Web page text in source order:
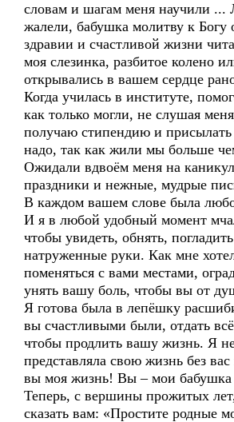
словам и шагам меня научили ...
жалели, бабушка молитву к Богу
здравии и счастливой жизни
моя слезинка, разбитое колено
открывались в вашем сердце
Когда училась в институте,
как только могли, не слушая
получаю стипендию и присылать
надо, так как жили мы больше
Ожидали вдвоём меня на
праздники и нежные, мудрые
В каждом вашем слове была
И я в любой удобный момент
чтобы увидеть, обнять,
натруженные руки. Как мне
поменяться с вами местами,
унять вашу боль, чтобы вы от
Я готова была в лепёшку
вы счастливыми были, отдать
чтобы продлить вашу жизнь. Я
представляла свою жизнь без
вы моя жизнь! Вы – мои
Теперь, с вершины прожитых
сказать вам: «Простите родные